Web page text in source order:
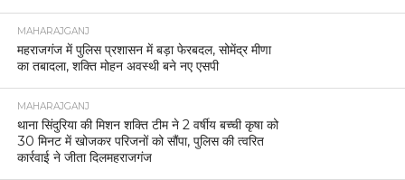
MAHARAJGANJ
महराजगंज में पुलिस प्रशासन में बड़ा फेरबदल, सोमेंद्र मीणा
का तबादला, शक्ति मोहन अवस्थी बने नए एसपी
MAHARAJGANJ
थाना सिंदुरिया की मिशन शक्ति टीम ने 2 वर्षीय बच्ची कृषा को
30 मिनट में खोजकर परिजनों को सौंपा, पुलिस की त्वरित
कार्रवाई ने जीता दिलमहराजगंज